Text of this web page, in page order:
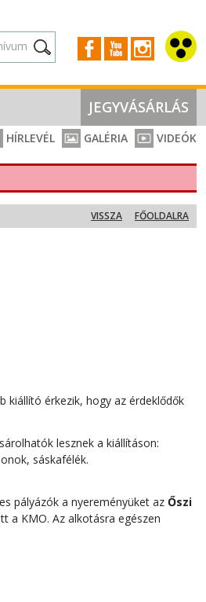
JEGYVÁSÁRLÁS
HÍRLEVÉL GALÉRIA VIDEÓK
FŐOLDALRA
VISSZA
kiállító érkezik, hogy az érdeklődők
lesznek a kiállításon:
sáskafélék.
pályázók a nyereményüket az Őszi
a KMO. Az alkotásra egészen